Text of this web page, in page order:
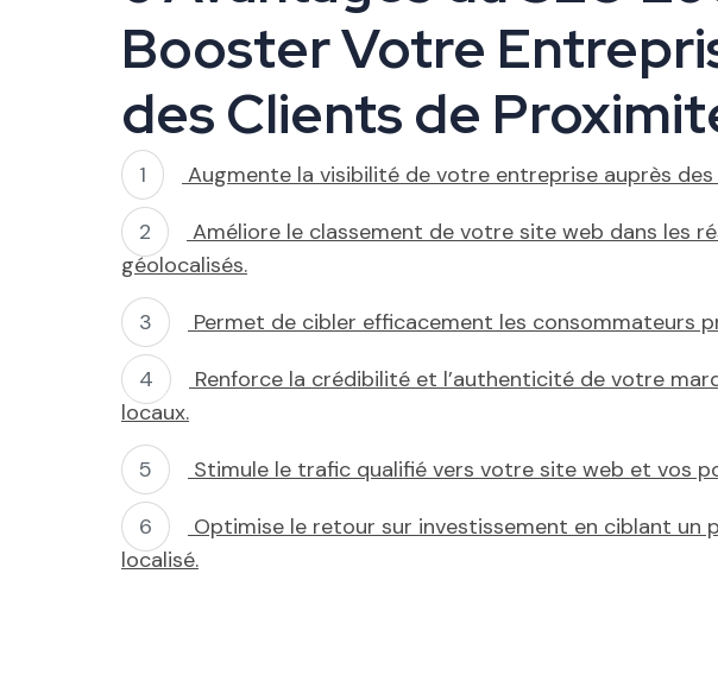
Booster Votre
des Clients de
Augmente la visibilité de votre entreprise auprès
Améliore le classement de votre site web dans les
géolocalisés.
Permet de cibler efficacement les consommateurs
Renforce la crédibilité et l’authenticité de votre
locaux.
Stimule le trafic qualifié vers votre site web et vos
Optimise le retour sur investissement en ciblant un
localisé.